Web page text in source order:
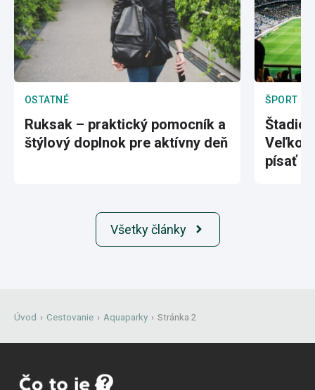
OSTATNÉ
Ruksak – praktický pomocník a
štýlový doplnok pre aktívny deň
ŠPORT
písať
Všetky články
Úvod › Cestovanie › Aquaparky › Stránka 2